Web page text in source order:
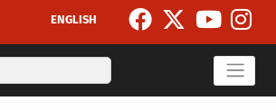
ENGLISH
Search